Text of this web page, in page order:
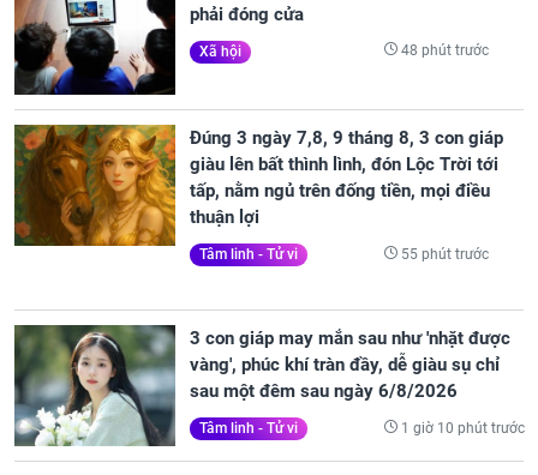
phải đóng cửa
Xã hội 48 phút trước
Đúng 3 ngày 7,8, 9 tháng 8, 3 con giáp
giàu lên bất thình lình, đón Lộc Trời tới
tấp, nằm ngủ trên đống tiền, mọi điều
thuận lợi
Tâm linh - Tử vi 55 phút trước
3 con giáp may mắn sau như 'nhặt được
vàng', phúc khí tràn đầy, dễ giàu sụ chỉ
sau một đêm sau ngày 6/8/2026
Tâm linh - Tử vi 1 giờ 10 phút trước